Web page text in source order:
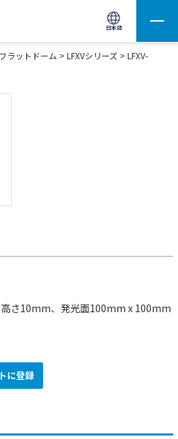
日本語
サイト内検索(Enterで実行)
フラットドーム > LFXVシリーズ > LFXV-
さ10mm、発光面100mm x 100mm
に登録